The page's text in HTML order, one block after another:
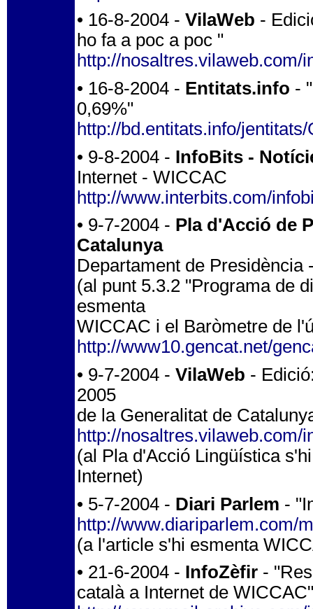
• 16-8-2004 - VilaWeb -
ho fa a poc a poc "
http://nosaltres.vilaweb.com/
• 16-8-2004 - Entitats.info -
0,69%"
http://bd.entitats.info/
• 9-8-2004 - InfoBits -
Internet - WICCAC
http://www.interbits.com/
• 9-7-2004 - Pla d'Acció de
Catalunya
Departament de
(al punt 5.3.2 "Programa de
esmenta
WICCAC i el Baròmetre de
http://www10.gencat.net/
• 9-7-2004 - VilaWeb -
2005
de la Generalitat de
http://nosaltres.vilaweb.com/
(al Pla d'Acció Lingüística
Internet)
• 5-7-2004 - Diari Parlem -
http://www.diariparlem.com/
(a l'article s'hi esmenta
• 21-6-2004 - InfoZèfir -
català a Internet de WICCAC"